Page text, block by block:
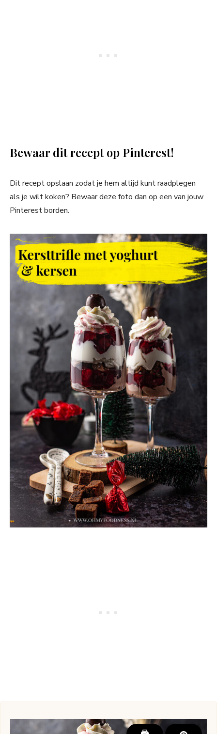
Bewaar dit recept op Pinterest!
Dit recept opslaan zodat je hem altijd kunt raadplegen
als je wilt koken? Bewaar deze foto dan op een van jouw
Pinterest borden.